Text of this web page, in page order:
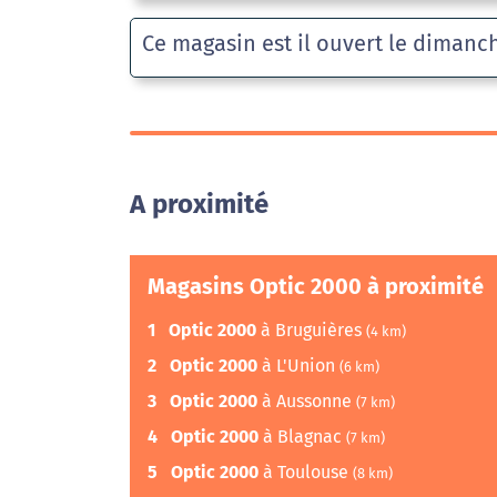
Ce magasin est il ouvert le
A proximité
Magasins Optic 2000 à proximité
1 Optic 2000 à Bruguières (4 km)
2 Optic 2000 à L'Union (6 km)
3 Optic 2000 à Aussonne (7 km)
4 Optic 2000 à Blagnac (7 km)
5 Optic 2000 à Toulouse (8 km)